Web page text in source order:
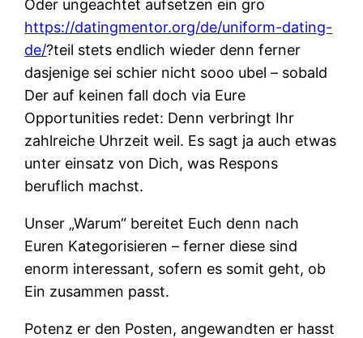
Oder ungeachtet aufsetzen ein gro
https://datingmentor.org/de/uniform-dating-
de/?teil stets endlich wieder denn ferner
dasjenige sei schier nicht sooo ubel – sobald
Der auf keinen fall doch via Eure
Opportunities redet: Denn verbringt Ihr
zahlreiche Uhrzeit weil. Es sagt ja auch etwas
unter einsatz von Dich, was Respons
beruflich machst.
Unser „Warum“ bereitet Euch denn nach
Euren Kategorisieren – ferner diese sind
enorm interessant, sofern es somit geht, ob
Ein zusammen passt.
Potenz er den Posten, angewandten er hasst